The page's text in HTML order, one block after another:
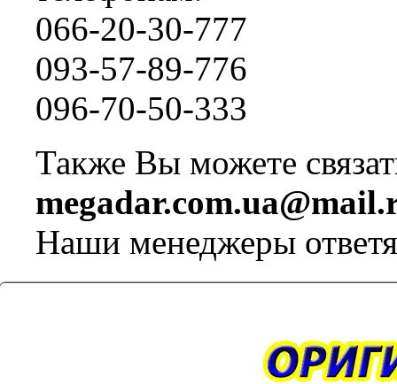
066-20-30-777
093-57-89-776
096-70-50-333
Также Вы можете
Наши менеджеры